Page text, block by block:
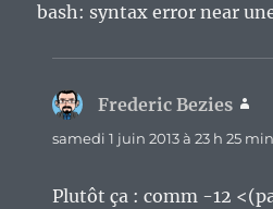
bash: syntax error near
Frederic Bezies
samedi 1 juin 2013 à 23 h 25 min
Plutôt ça : comm -12